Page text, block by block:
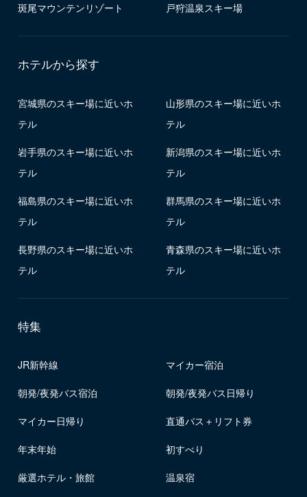
斑尾マウンテンリゾート 戸狩温泉スキー場
ホテルから探す
宮城県のスキー場に近いホ
テル
山形県のスキー場に近いホ
テル
岩手県のスキー場に近いホ
テル
新潟県のスキー場に近いホ
テル
福島県のスキー場に近いホ
テル
群馬県のスキー場に近いホ
テル
長野県のスキー場に近いホ
テル
青森県のスキー場に近いホ
テル
特集
JR新幹線 マイカー宿泊
朝発/夜発バス宿泊 朝発/夜発バス日帰り
マイカー日帰り 直通バス＋リフト券
年末年始 初すべり
厳選ホテル・旅館 温泉宿